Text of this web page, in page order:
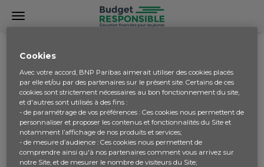
COMMUNAUTÉ
Budget
Budget c'est un mot française ou anglaise?
Cookies
Avec votre accord, BNP Paribas aimerait utiliser des cookies placés
par elle et/ou par des partenaires sur le présent site. Certains de ces
cookies sont strictement nécessaires au bon fonctionnement du site,
et d'autres sont utilisés à des fins :
- de paramétrage de vos préférences : Ces cookies nous permettent de
personnaliser et proposer les contenus et fonctionnalités du Site et
notamment l’affichage de nos produits et services;
- de mesure d’audience : Ces cookies nous permettent de
comprendre ainsi qu'à nos partenaires comment vous arrivez sur
notre Site, et de mesurer le nombre de visiteurs du Site;